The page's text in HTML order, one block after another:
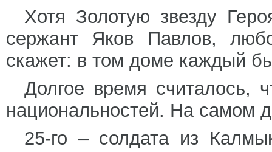
Хотя Золотую звезду
сержант Яков Павлов,
скажет: в том доме каждый
Долгое время считалось,
национальностей. На самом
25-го – солдата из